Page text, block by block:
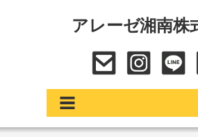
アレーゼ湘南株